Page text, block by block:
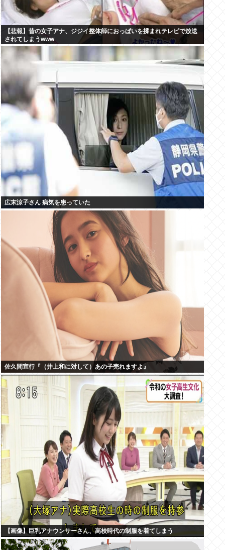
【悲報】昔の女子アナ、ジジイ整体師におっぱいを揉まれテレビで放送
されてしまうwww
広末涼子さん 病気を患っていた
佐久間宣行『（井上和に対して）あの子売れますよ』
【画像】巨乳アナウンサーさん、高校時代の制服を着てしまう